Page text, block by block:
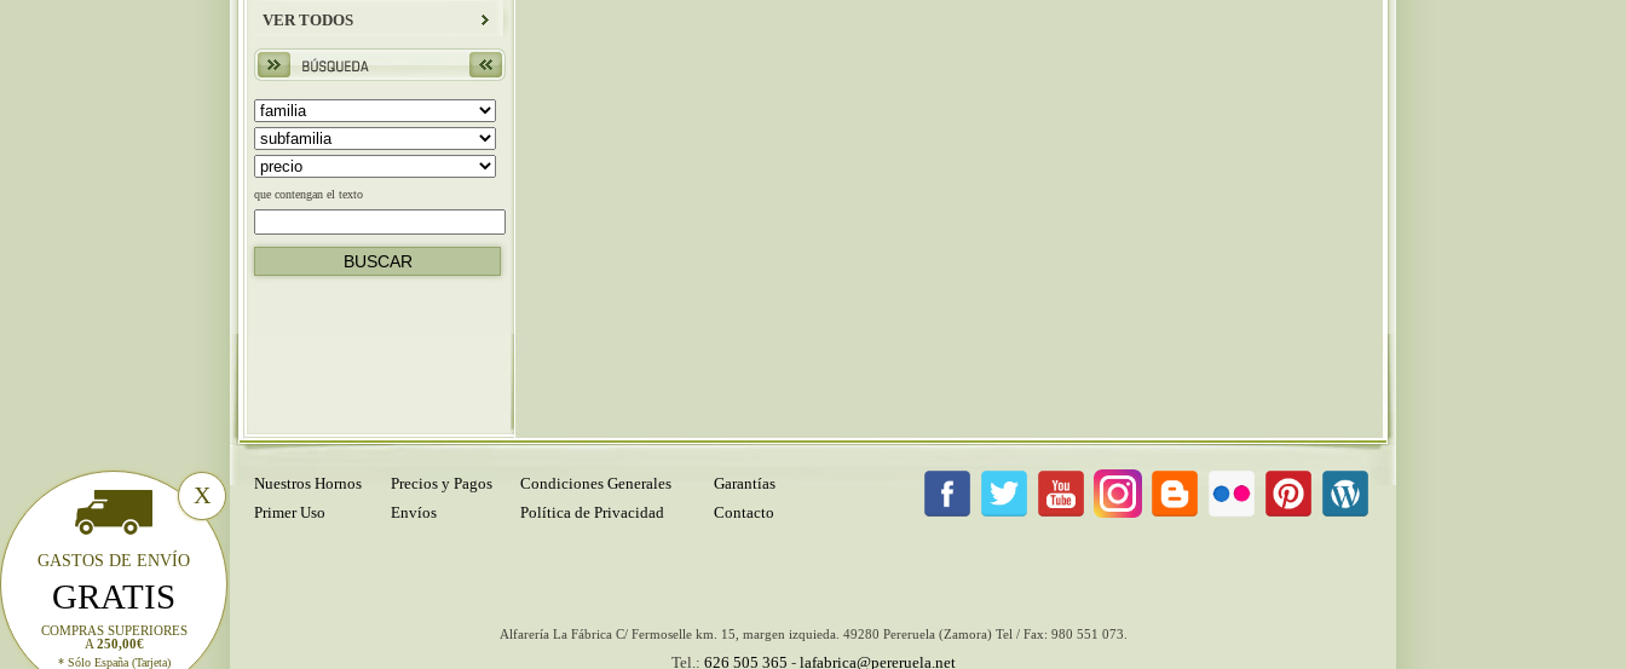
X
GASTOS DE ENVÍO
GRATIS
COMPRAS SUPERIORES
A 250,00€
* Sólo España (Tarjeta)
VER TODOS
que contengan el texto
Nuestros Hornos
Primer Uso
Precios y Pagos
Envíos
Condiciones Generales
Política de Privacidad
Garantías
Contacto
Alfarería La Fábrica C/ Fermoselle km. 15, margen izquieda. 49280 Pereruela (Zamora) Tel / Fax: 980 551 073
Tel.: 626 505 365 - lafabrica@pereruela.net